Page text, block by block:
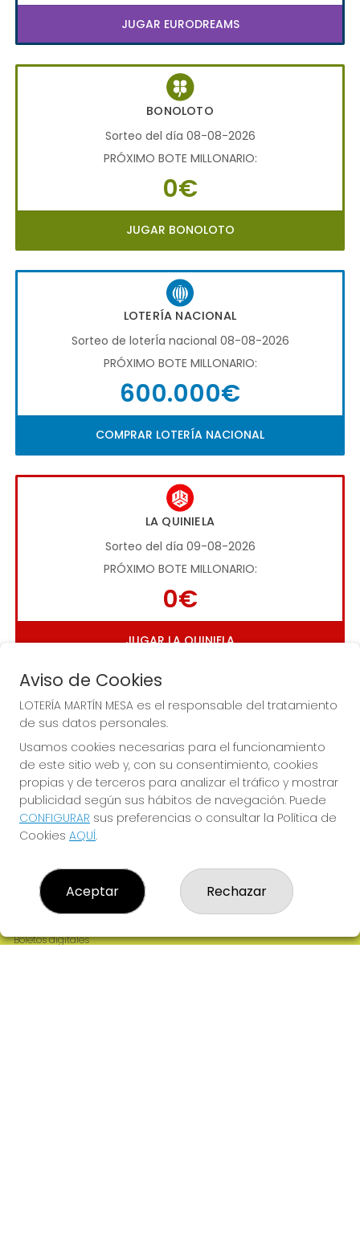
JUGAR EURODREAMS
BONOLOTO
Sorteo del día 08-08-2026
PRÓXIMO BOTE MILLONARIO:
0€
JUGAR BONOLOTO
LOTERÍA NACIONAL
Sorteo de loterÍa nacional 08-08-2026
PRÓXIMO BOTE MILLONARIO:
600.000€
COMPRAR LOTERÍA NACIONAL
LA QUINIELA
Sorteo del día 09-08-2026
PRÓXIMO BOTE MILLONARIO:
0€
JUGAR LA QUINIELA
Imagen anterior
LOTERÍA MARTÍN MESA
Resultados
Contacto
Empresas
Boletos digitales
Aviso de Cookies
LOTERÍA MARTÍN MESA es el responsable del tratamiento
de sus datos personales.
Usamos cookies necesarias para el funcionamiento
de este sitio web y, con su consentimiento, cookies
propias y de terceros para analizar el tráfico y mostrar
publicidad según sus hábitos de navegación. Puede
CONFIGURAR sus preferencias o consultar la Política de
Cookies AQUÍ.
Aceptar Rechazar